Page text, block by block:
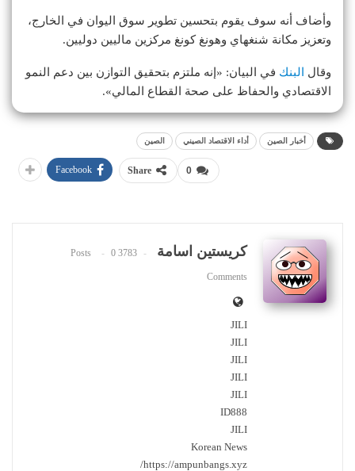
وأضاف أنه سوف يقوم بتحسين تطوير سوق اليوان في الخارج،
وتعزيز مكانة شنغهاي وهونغ كونغ مركزين ماليين دوليين.
وقال البنك في البيان: «إنه ملتزم بتحقيق التوازن بين دعم النمو
الاقتصادي والحفاظ على صحة القطاع المالي».
أخبار الصين أداء الاقتصاد الصيني الصين
0
Share
Facebook
كريستين اسامة 3783 Posts
0
Comments
JILI
JILI
JILI
JILI
JILI
ID888
JILI
Korean News
https://ampunbangs.xyz/